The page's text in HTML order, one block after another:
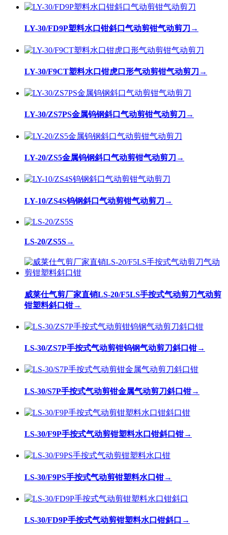
LY-30/FD9P塑料水口钳斜口气动剪钳气动剪刀 →
LY-30/F9CT塑料水口钳虎口形气动剪钳气动剪刀 →
LY-30/ZS7PS金属钨钢斜口气动剪钳气动剪刀 →
LY-20/ZS5金属钨钢斜口气动剪钳气动剪刀 →
LY-10/ZS4S钨钢斜口气动剪钳气动剪刀 →
LS-20/ZS5S→
威莱仕气剪厂家直销LS-20/F5LS手按式气动剪刀气动剪
钳塑料斜口钳→
LS-30/ZS7P手按式气动剪钳钨钢气动剪刀斜口钳→
LS-30/S7P手按式气动剪钳金属气动剪刀斜口钳→
LS-30/F9P手按式气动剪钳塑料水口钳斜口钳→
LS-30/F9PS手按式气动剪钳塑料水口钳→
LS-30/FD9P手按式气动剪钳塑料水口钳斜口 →